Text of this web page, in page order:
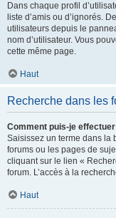
Dans chaque profil
liste d’amis ou d’ignorés.
utilisateurs depuis le
nom d’utilisateur. Vous
cette même page.
Haut
Recherche dans les
Comment puis-je
Saisissez un terme dans la
forums ou les pages de
cliquant sur le lien «
forum. L’accès à la
Haut